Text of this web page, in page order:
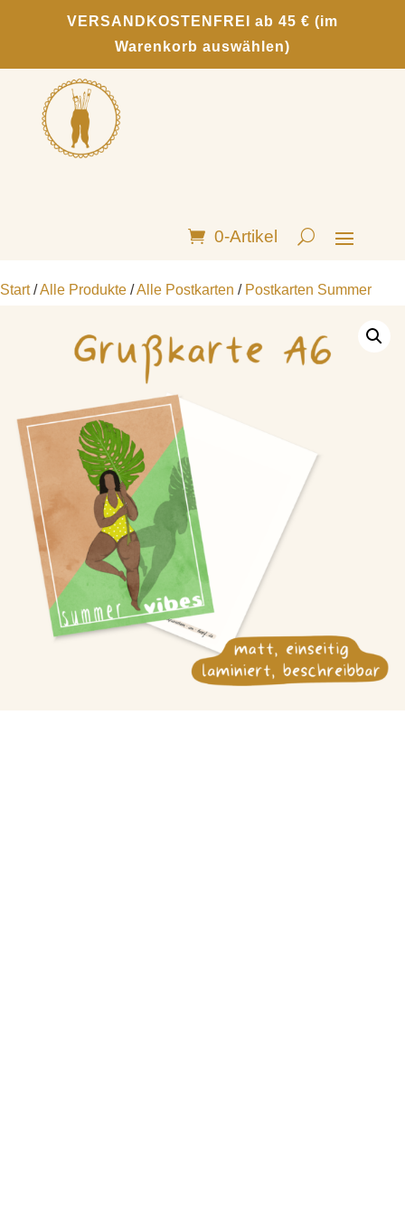
VERSANDKOSTENFREI ab 45 € (im
Warenkorb auswählen)
0-Artikel
Start/Alle Produkte /Alle Postkarten / Postkarten Summer